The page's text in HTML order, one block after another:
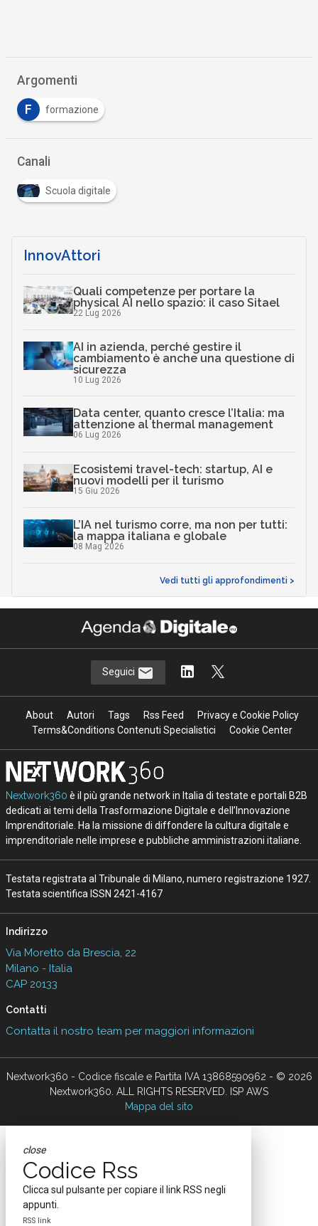
Argomenti
F formazione
Canali
Scuola digitale
InnovAttori
Quali competenze per portare la
physical AI nello spazio: il caso Sitael
22 Lug 2026
AI in azienda, perché gestire il
cambiamento è anche una questione di
sicurezza
10 Lug 2026
Data center, quanto cresce l’Italia: ma
attenzione al thermal management
06 Lug 2026
Ecosistemi travel-tech: startup, AI e
nuovi modelli per il turismo
15 Giu 2026
L’IA nel turismo corre, ma non per tutti:
la mappa italiana e globale
08 Mag 2026
Vedi tutti gli approfondimenti >
Seguici
About Autori Tags Rss Feed
Privacy e Cookie Policy
Terms&Conditions Contenuti Specialistici
Cookie Center
Nextwork360 è il più grande network in Italia di testate e portali B2B
dedicati ai temi della Trasformazione Digitale e dell’Innovazione
Imprenditoriale. Ha la missione di diffondere la cultura digitale e
imprenditoriale nelle imprese e pubbliche amministrazioni italiane.
Testata registrata al Tribunale di Milano, numero registrazione 1927.
Testata scientifica ISSN 2421-4167
Indirizzo
Via Moretto da Brescia, 22
Milano - Italia
CAP 20133
Contatti
Contatta il nostro team per maggiori informazioni
Nextwork360 - Codice fiscale e Partita IVA 13868590962 - © 2026
Nextwork360. ALL RIGHTS RESERVED. ISP AWS
Mappa del sito
close
Codice Rss
Clicca sul pulsante per copiare il link RSS negli
appunti.
RSS link